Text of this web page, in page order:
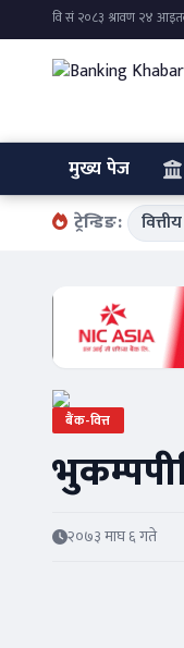
मुख्य पेज
ट्रेन्डिङ:
बैंक-वित्त
२०७३ माघ ६ गते